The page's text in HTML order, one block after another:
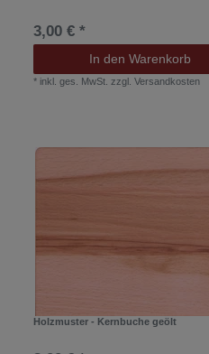
3,00 € *
In den Warenkorb
* inkl. ges. MwSt. zzgl.Versandkosten
Holzmuster - Kernbuche geölt